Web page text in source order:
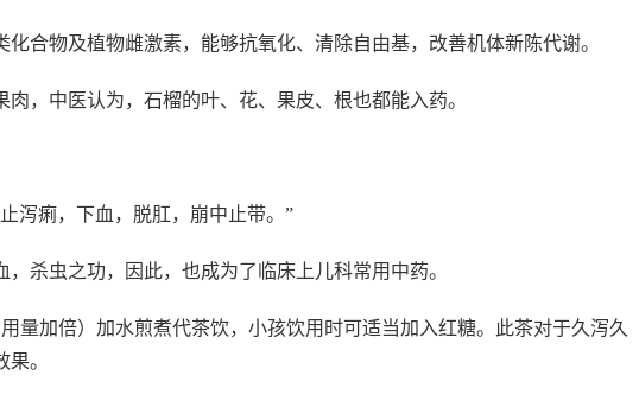
合物及植物雌激素，能够抗氧化、清除自由基，改善机体新陈代谢。
，中医认为，石榴的叶、花、果皮、根也都能入药。
泻痢，下血，脱肛，崩中止带。”
杀虫之功，因此，也成为了临床上儿科常用中药。
量加倍）加水煎煮代茶饮，小孩饮用时可适当加入红糖。此茶对于久泻久
。